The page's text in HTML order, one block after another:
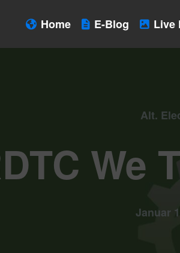
Home E-Blog Live
Alt.
We
Januar